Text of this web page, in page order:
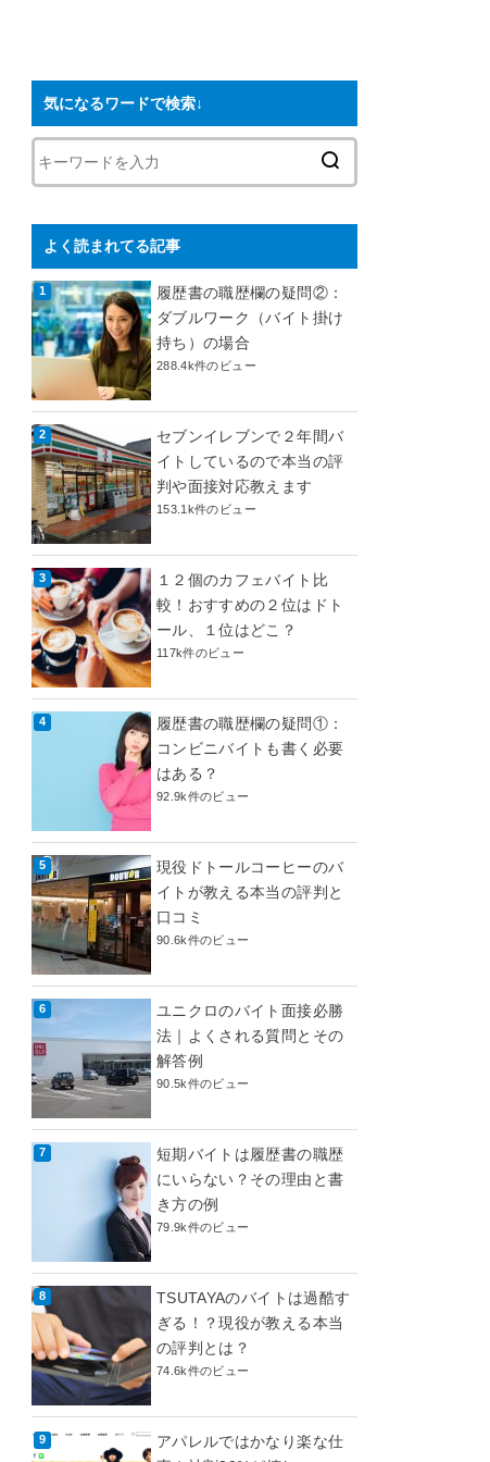
気になるワードで検索↓
よく読まれてる記事
履歴書の職歴欄の疑問②：
ダブルワーク（バイト掛け
持ち）の場合
288.4k件のビュー
セブンイレブンで２年間バ
イトしているので本当の評
判や面接対応教えます
153.1k件のビュー
１２個のカフェバイト比
較！おすすめの２位はドト
ール、１位はどこ？
117k件のビュー
履歴書の職歴欄の疑問①：
コンビニバイトも書く必要
はある？
92.9k件のビュー
現役ドトールコーヒーのバ
イトが教える本当の評判と
口コミ
90.6k件のビュー
ユニクロのバイト面接必勝
法｜よくされる質問とその
解答例
90.5k件のビュー
短期バイトは履歴書の職歴
にいらない？その理由と書
き方の例
79.9k件のビュー
TSUTAYAのバイトは過酷す
ぎる！？現役が教える本当
の評判とは？
74.6k件のビュー
アパレルではかなり楽な仕